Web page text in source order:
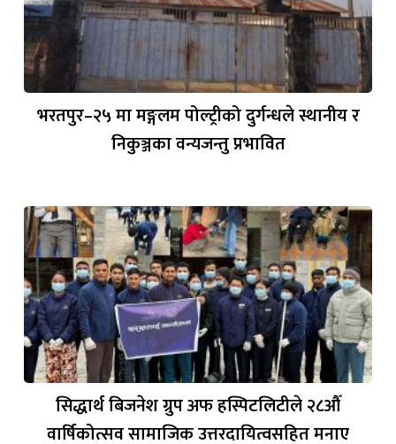
भरतपुर–२५ मा मङ्गलम पोल्ट्रीको दुर्गन्धले स्थानीय र
निकुञ्जका वन्यजन्तु प्रभावित
सिद्धार्थ बिजनेश ग्रुप अफ हस्पिटलिटीले २८औँ
वार्षिकोत्सव सामाजिक उत्तरदायित्वसहित मनाए